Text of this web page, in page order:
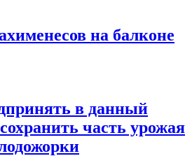
на балконе
в данный
часть урожая